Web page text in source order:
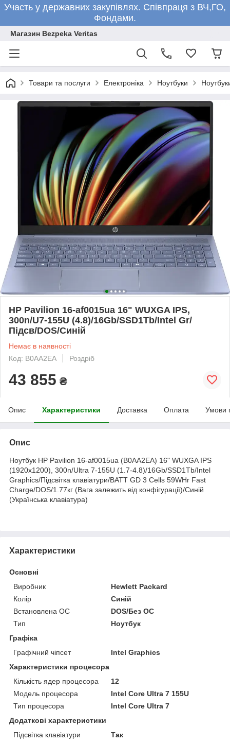
Участь у державних закупівлях. Співпраця з ВЧ,ГО,
Фондами.
Магазин Bezpeka Veritas
Товари та послуги Електроніка Ноутбуки
HP Pavilion 16-af0015ua 16" WUXGA IPS,
300n/U7-155U (4.8)/16Gb/SSD1Tb/Intel Gr/
Підсв/DOS/Синій
Немає в наявності
Код: B0AA2EA
Роздріб
43 855 ₴
Опис Характеристики Доставка Оплата Умови
Опис
Ноутбук HP Pavilion 16-af0015ua (B0AA2EA) 16" WUXGA IPS
(1920x1200), 300n/Ultra 7-155U (1.7-4.8)/16Gb/SSD1Tb/Intel
Graphics/Підсвітка клавіатури/BATT GD 3 Cells 59WHr Fast
Charge/DOS/1.77кг (Вага залежить від конфігурації)/Синій
(Українська клавіатура)
Характеристики
Основні
Виробник
Hewlett Packard
Колір
Синій
Встановлена ОС
DOS/Без ОС
Тип
Ноутбук
Графіка
Графічний чіпсет
Intel Graphics
Характеристики процесора
Кількість ядер процесора
12
Модель процесора
Intel Core Ultra 7 155U
Тип процесора
Intel Core Ultra 7
Додаткові характеристики
Підсвітка клавіатури
Так